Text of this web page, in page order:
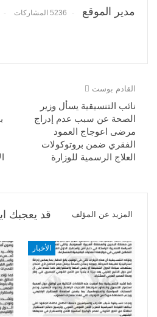
مدير الموقع 5236 المشاركات
القادم بوست
نائب التنسيقية يسأل وزير
الصحة عن سبب عدم إدراج
مرضى اعوجاج العمود
الفقري ضمن بروتوكولات
العلاج الرسمية للوزارة
قد يعجبك المزيد عن المؤلف
الأخبار